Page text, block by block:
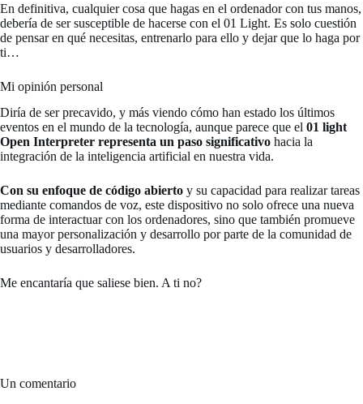
En definitiva, cualquier cosa que hagas en el ordenador con tus manos,
debería de ser susceptible de hacerse con el 01 Light. Es solo cuestión
de pensar en qué necesitas, entrenarlo para ello y dejar que lo haga por
ti…
Mi opinión personal
Diría de ser precavido, y más viendo cómo han estado los últimos
eventos en el mundo de la tecnología, aunque parece que el 01 light
Open Interpreter representa un paso significativo hacia la
integración de la inteligencia artificial en nuestra vida.
Con su enfoque de código abierto y su capacidad para realizar tareas
mediante comandos de voz, este dispositivo no solo ofrece una nueva
forma de interactuar con los ordenadores, sino que también promueve
una mayor personalización y desarrollo por parte de la comunidad de
usuarios y desarrolladores.
Me encantaría que saliese bien. A ti no?
Un comentario